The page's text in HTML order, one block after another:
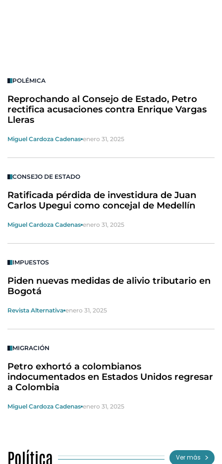
POLÉMICA
Reprochando al Consejo de Estado, Petro
rectifica acusaciones contra Enrique Vargas
Lleras
Miguel Cardoza Cadenas enero 31, 2025
CONSEJO DE ESTADO
Ratificada pérdida de investidura de Juan
Carlos Upegui como concejal de Medellín
Miguel Cardoza Cadenas enero 31, 2025
IMPUESTOS
Piden nuevas medidas de alivio tributario en
Bogotá
Revista Alternativa enero 31, 2025
MIGRACIÓN
Petro exhortó a colombianos
indocumentados en Estados Unidos regresar
a Colombia
Miguel Cardoza Cadenas enero 31, 2025
Política Ver más